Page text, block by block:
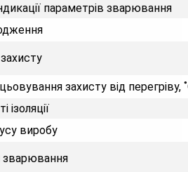
параметрів зварювання
захисту від перегріву,
ізоляції
виробу
зварювання